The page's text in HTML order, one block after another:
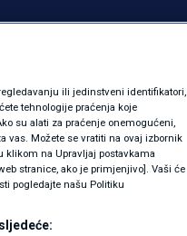
ili jedinstveni identifikatori,
tehnologije praćenja koje
su alati za praćenje onemogućeni,
vas. Možete se vratiti na ovaj izbornik
na Upravljaj postavkama
stranice, ako je primjenjivo]. Vaši će
pogledajte našu Politiku